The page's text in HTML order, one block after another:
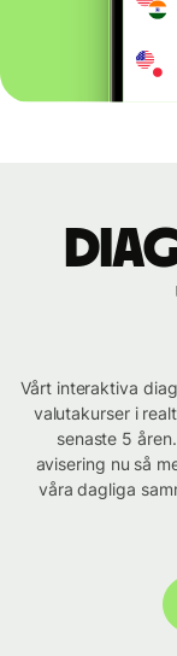
Vårt interaktiva
valutakurser i
senaste 5
avisering nu så
våra dagliga